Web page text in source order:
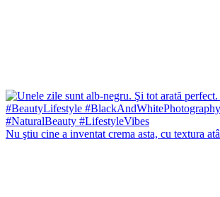
Nu ştiu cine a inventat crema asta, cu textura atâ